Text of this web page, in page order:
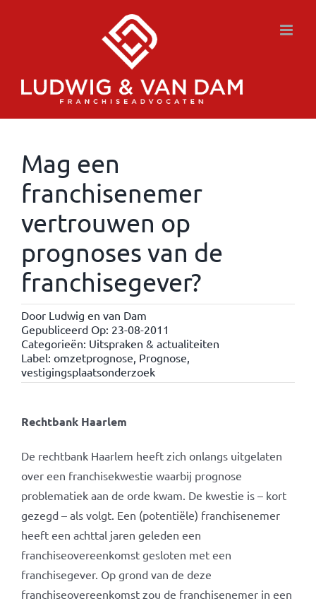
Mag een
franchisenemer
vertrouwen op
prognoses van de
franchisegever?
Door Ludwig en van Dam
Gepubliceerd Op: 23-08-2011
Categorieën: Uitspraken & actualiteiten
Label: omzetprognose, Prognose,
vestigingsplaatsonderzoek
Rechtbank Haarlem
De rechtbank Haarlem heeft zich onlangs uitgelaten
over een franchisekwestie waarbij prognose
problematiek aan de orde kwam. De kwestie is – kort
gezegd – als volgt. Een (potentiële) franchisenemer
heeft een achttal jaren geleden een
franchiseovereenkomst gesloten met een
franchisegever. Op grond van de deze
franchiseovereenkomst zou de franchisenemer in een